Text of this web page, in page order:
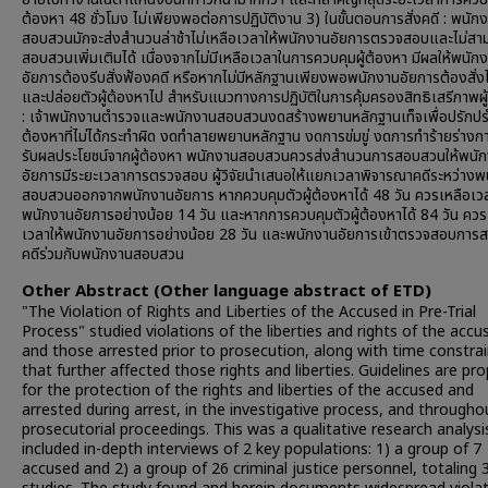
ต้องหา 48 ชั่วโมง ไม่เพียงพอต่อการปฏิบัติงาน 3) ในขั้นตอนการสั่งคดี : พนัก
สอบสวนมักจะส่งสำนวนล่าช้าไม่เหลือเวลาให้พนักงานอัยการตรวจสอบและไม่ส
สอบสวนเพิ่มเติมได้ เนื่องจากไม่มีเหลือเวลาในการควบคุมผู้ต้องหา มีผลให้พนัก
อัยการต้องรีบสั่งฟ้องคดี หรือหากไม่มีหลักฐานเพียงพอพนักงานอัยการต้องสั่
และปล่อยตัวผู้ต้องหาไป สำหรับแนวทางการปฏิบัติในการคุ้มครองสิทธิเสรีภาพ
: เจ้าพนักงานตำรวจและพนักงานสอบสวนงดสร้างพยานหลักฐานเท็จเพื่อปรักป
ต้องหาที่ไม่ได้กระทำผิด งดทำลายพยานหลักฐาน งดการข่มขู่ งดการทำร้ายร่างก
รับผลประโยชน์จากผู้ต้องหา พนักงานสอบสวนควรส่งสำนวนการสอบสวนให้พนั
อัยการมีระยะเวลาการตรวจสอบ ผู้วิจัยนำเสนอให้แยกเวลาพิจารณาคดีระหว่าง
สอบสวนออกจากพนักงานอัยการ หากควบคุมตัวผู้ต้องหาได้ 48 วัน ควรเหลือเว
พนักงานอัยการอย่างน้อย 14 วัน และหากการควบคุมตัวผู้ต้องหาได้ 84 วัน คว
เวลาให้พนักงานอัยการอย่างน้อย 28 วัน และพนักงานอัยการเข้าตรวจสอบการ
คดีร่วมกับพนักงานสอบสวน
Other Abstract (Other language abstract of ETD)
"The Violation of Rights and Liberties of the Accused in Pre-Trial
Process" studied violations of the liberties and rights of the
and those arrested prior to prosecution, along with time
that further affected those rights and liberties. Guidelines are
for the protection of the rights and liberties of the accused and
arrested during arrest, in the investigative process, and
prosecutorial proceedings. This was a qualitative research
included in-depth interviews of 2 key populations: 1) a group of 7
accused and 2) a group of 26 criminal justice personnel, totaling